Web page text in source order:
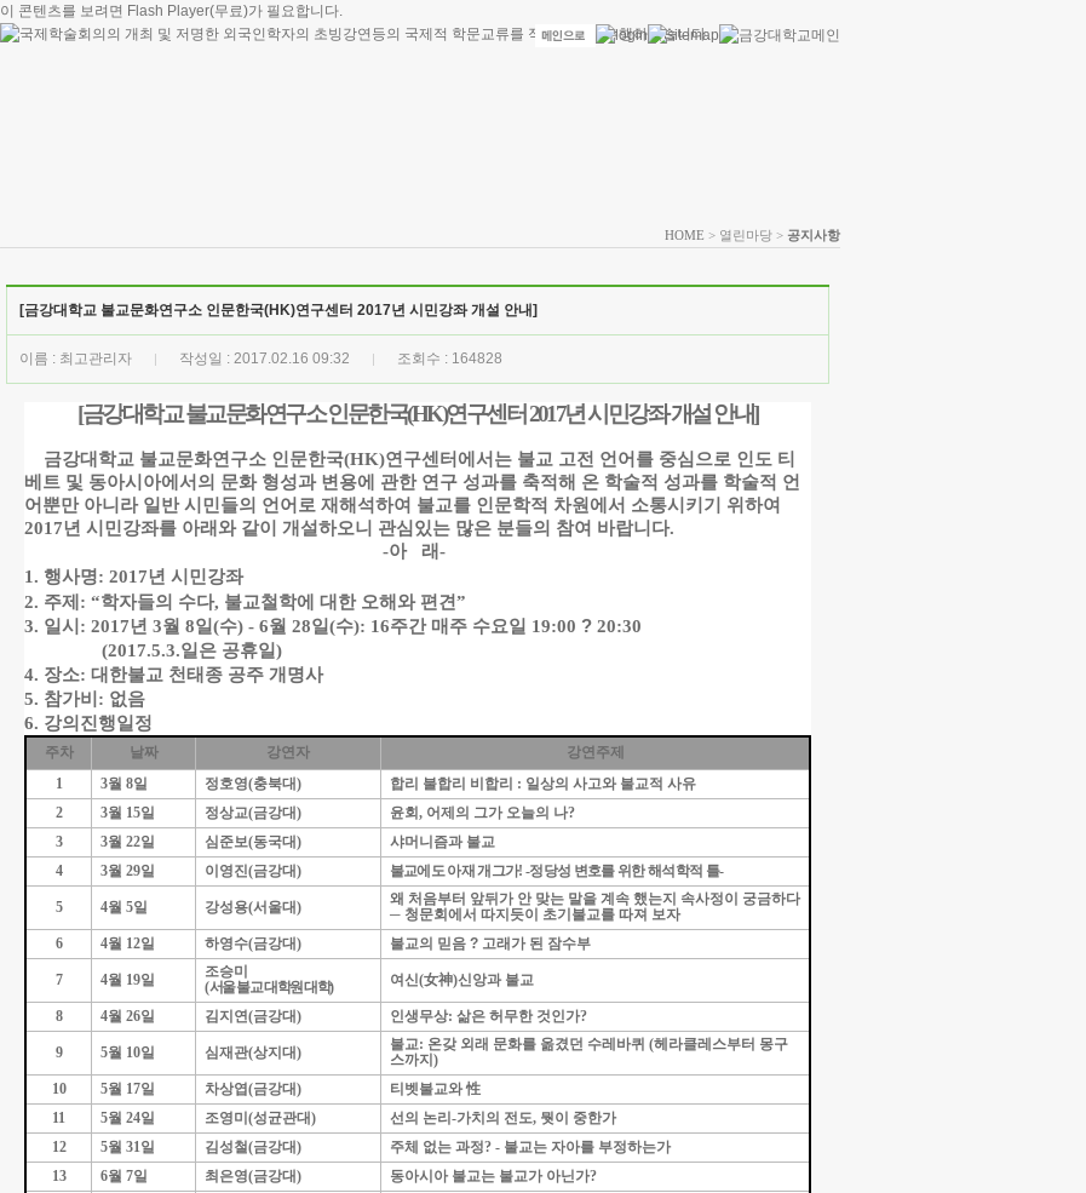
이 콘텐츠를 보려면 Flash Player(무료)가 필요합니다.
HOME > 열린마당 > 공지사항
[금강대학교 불교문화연구소 인문한국(HK)연구센터 2017년 시민강좌 개설 안내]
이름 : 최고관리자 | 작성일 : 2017.02.16 09:32 | 조회수 : 164828
[금강대학교 불교문화연구소 인문한국(HK)연구센터2017년 시민강좌 개설 안내]
금강대학교 불교문화연구소 인문한국(HK)연구센터에서는 불교 고전 언어를 중심으로 인도 티
베트 및 동아시아에서의 문화 형성과 변용에 관한 연구 성과를 축적해 온 학술적 성과를 학술적 언
어뿐만 아니라 일반 시민들의 언어로 재해석하여 불교를 인문학적 차원에서 소통시키기 위하여
2017년 시민강좌를 아래와 같이 개설하오니 관심있는 많은 분들의 참여 바랍니다.
-아 래-
1. 행사명: 2017년 시민강좌
2. 주제 : “학자들의 수다, 불교철학에 대한 오해와 편견”
3. 일시 : 2017년 3월 8일(수) - 6월 28일(수): 16주간 매주 수요일 19:00 ? 20:30
(2017.5.3.일은 공휴일)
4. 장소: 대한불교 천태종 공주 개명사
5. 참가비 : 없음
6. 강의진행일정
주차 날짜 강연자
강연주제
1
3월 8일 정호영(충북대) 합리 불합리 비합리 : 일상의 사고와 불교적 사유
2
3월 15일 정상교(금강대) 윤회 , 어제의 그가 오늘의 나?
3
3월 22일 심준보(동국대)
샤머니즘과 불교
4
3월 29일 이영진(금강대) 불교에도 아재 개그가! -정당성 변호를 위한 해석학적 틀-
5 4월 5일 강성용(서울대)
왜 처음부터 앞뒤가 안 맞는 말을 계속 했는지 속사정이 궁금하다
─ 청문회에서 따지듯이 초기불교를 따져 보자
6
4월 12일 하영수(금강대) 불교의 믿음 ? 고래가 된 잠수부
7 4월 19일
조승미
(서울 불교 대학원 대학) 여신(女神)신앙과 불교
8 4월 26일 김지연(금강대) 인생무상: 삶은 허무한 것인가?
9 5월 10일 심재관(상지대) 불교: 온갖 외래 문화를 옮겼던 수레바퀴 (헤라클레스부터 몽구
스까지 )
10
5월 17일 차상엽(금강대) 티벳불교와性
11
5월 24일 조영미 (성균관대) 선의 논리 -가치의 전도, 뭣이 중한가
12
5월 31일 김성철(금강대) 주체 없는 과정? - 불교는 자아를 부정하는가
13
6월 7일 최은영(금강대) 동아시아 불교는 불교가 아닌가?